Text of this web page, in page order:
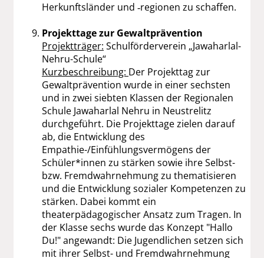
Herkunftsländer und ‑regionen zu schaffen.
Projekttage zur Gewaltprävention
Projektträger: Schulförderverein „Jawaharlal-
Nehru-Schule“
Kurzbeschreibung: Der Projekttag zur
Gewaltprävention wurde in einer sechsten
und in zwei siebten Klassen der Regionalen
Schule Jawaharlal Nehru in Neustrelitz
durchgeführt. Die Projekttage zielen darauf
ab, die Entwicklung des
Empathie-/Einfühlungsvermögens der
Schüler*innen zu stärken sowie ihre Selbst-
bzw. Fremdwahrnehmung zu thematisieren
und die Entwicklung sozialer Kompetenzen zu
stärken. Dabei kommt ein
theaterpädagogischer Ansatz zum Tragen. In
der Klasse sechs wurde das Konzept "Hallo
Du!" angewandt: Die Jugendlichen setzen sich
mit ihrer Selbst- und Fremdwahrnehmung